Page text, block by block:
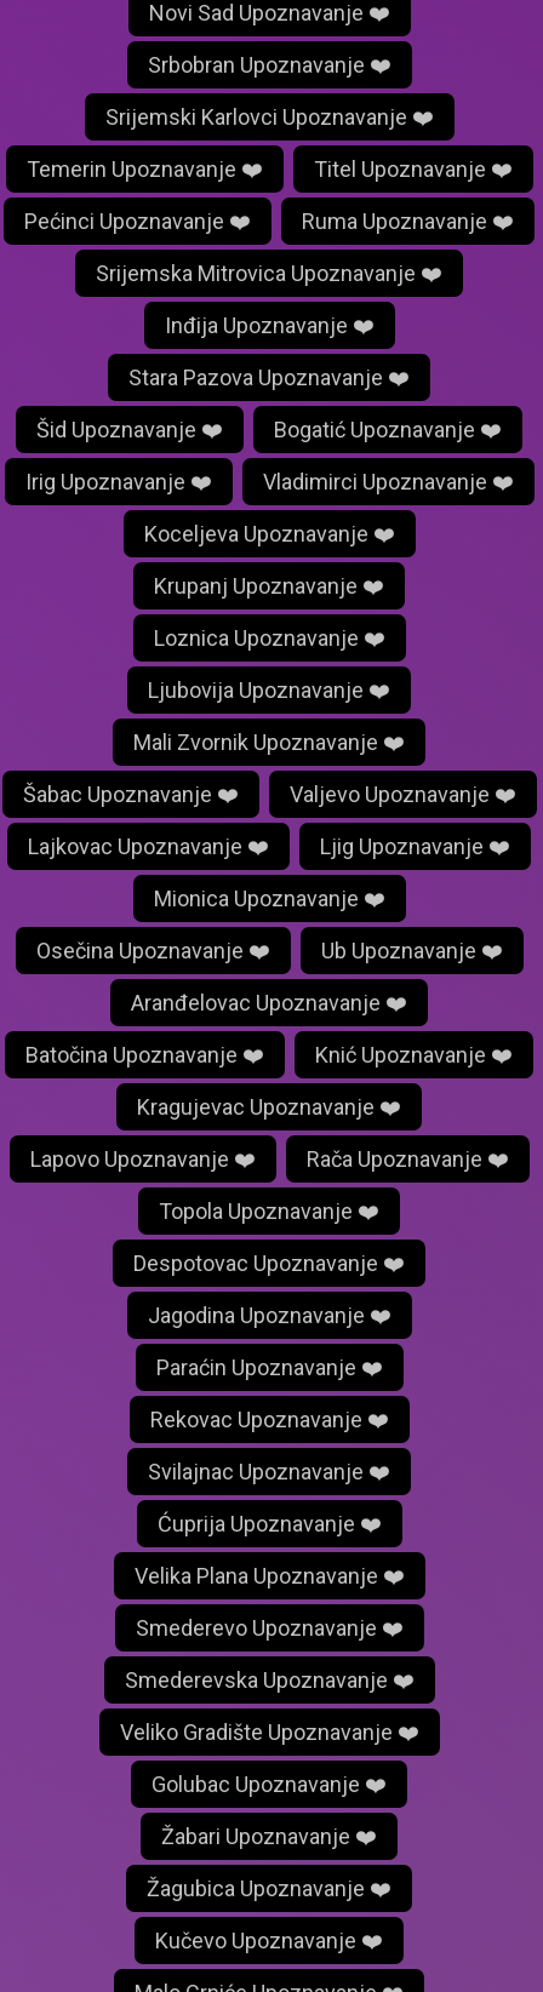
Novi Sad Upoznavanje ❤️
Srbobran Upoznavanje ❤️
Srijemski Karlovci Upoznavanje ❤️
Temerin Upoznavanje ❤️ Titel Upoznavanje ❤️
Pećinci Upoznavanje ❤️ Ruma Upoznavanje ❤️
Srijemska Mitrovica Upoznavanje ❤️
Inđija Upoznavanje ❤️
Stara Pazova Upoznavanje ❤️
Šid Upoznavanje ❤️ Bogatić Upoznavanje ❤️
Irig Upoznavanje ❤️ Vladimirci Upoznavanje ❤️
Koceljeva Upoznavanje ❤️
Krupanj Upoznavanje ❤️
Loznica Upoznavanje ❤️
Ljubovija Upoznavanje ❤️
Mali Zvornik Upoznavanje ❤️
Šabac Upoznavanje ❤️ Valjevo Upoznavanje ❤️
Lajkovac Upoznavanje ❤️ Ljig Upoznavanje ❤️
Mionica Upoznavanje ❤️
Osečina Upoznavanje ❤️ Ub Upoznavanje ❤️
Aranđelovac Upoznavanje ❤️
Batočina Upoznavanje ❤️ Knić Upoznavanje ❤️
Kragujevac Upoznavanje ❤️
Lapovo Upoznavanje ❤️ Rača Upoznavanje ❤️
Topola Upoznavanje ❤️
Despotovac Upoznavanje ❤️
Jagodina Upoznavanje ❤️
Paraćin Upoznavanje ❤️
Rekovac Upoznavanje ❤️
Svilajnac Upoznavanje ❤️
Ćuprija Upoznavanje ❤️
Velika Plana Upoznavanje ❤️
Smederevo Upoznavanje ❤️
Smederevska Upoznavanje ❤️
Veliko Gradište Upoznavanje ❤️
Golubac Upoznavanje ❤️
Žabari Upoznavanje ❤️
Žagubica Upoznavanje ❤️
Kučevo Upoznavanje ❤️